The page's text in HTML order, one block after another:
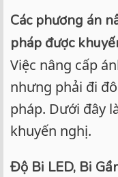
Các phương án
pháp được
Việc nâng cấp
nhưng phải đi
pháp. Dưới đây
khuyến nghị.
Độ Bi LED, Bi